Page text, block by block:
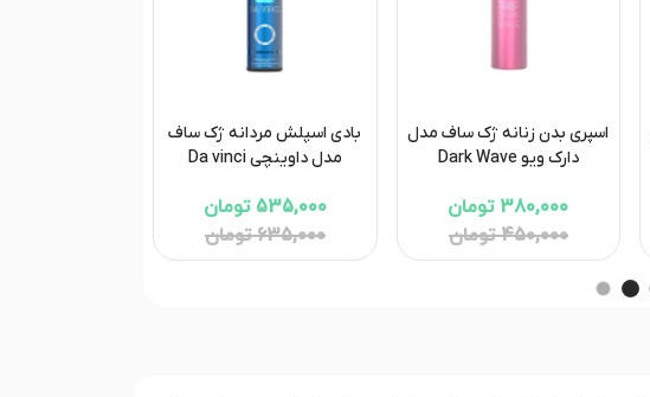
اسپری بدن زنانه ژک ساف مدل
دارک ویو Dark Wave
380,000 تومان
450,000 تومان
بادی اسپلش مردانه ژک ساف
مدل داوینچی Da vinci
535,000 تومان
635,000 تومان